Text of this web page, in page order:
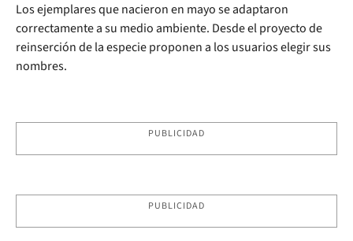
Los ejemplares que nacieron en mayo se adaptaron
correctamente a su medio ambiente. Desde el proyecto de
reinserción de la especie proponen a los usuarios elegir sus
nombres.
PUBLICIDAD
PUBLICIDAD